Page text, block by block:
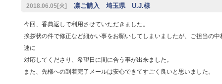
2018.06.05[火] 凛ご購入 埼玉県 U.J.様
今回、香典返しで利用させていただきました。
挨拶状の件で修正など細かい事をお願いしてしまいましたが、ご担当の
速に
対応してくださり、希望日に間に合う事が出来ました。
また、先様への到着完了メールは安心できてすごく良いと思いました。